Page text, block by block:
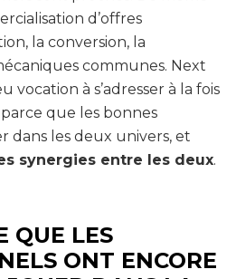
d’offres
la conversion, la
communes. Next
vocation à s’adresser à la fois
que les bonnes
dans les deux univers, et
synergies entre les deux.
QUE LES
ONT ENCORE